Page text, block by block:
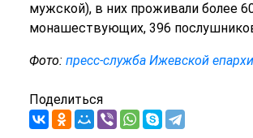
мужской), в них проживали более
монашествующих, 396
Фото: пресс-служба Ижевской
Поделиться